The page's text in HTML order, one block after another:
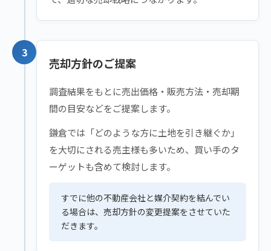
3
売却方針のご提案
調査結果をもとに売出価格・販売方法・売却期
間の目安などをご提案します。
鎌倉では「どのような方に土地を引き継ぐか」
を大切にされる売主様も多いため、買い手のタ
ーゲットも含めて検討します。
すでに他の不動産会社と媒介契約を結んでい
る場合は、売却方針の変更提案をさせていた
だきます。